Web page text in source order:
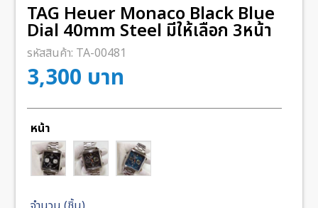
TAG Heuer Monaco Black Blue
Dial 40mm Steel มีให้เลือก 3หน้า
รหัสสินค้า: TA-00481
3,300 บาท
หน้า